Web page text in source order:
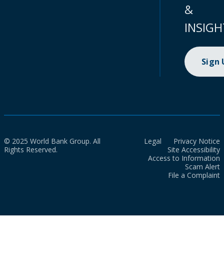
&
Sign
© 2025 World Bank Group. All
Rights Reserved.
Legal
Privacy Notice
Site Accessibility
Access to Information
Scam Alert
File a Complaint